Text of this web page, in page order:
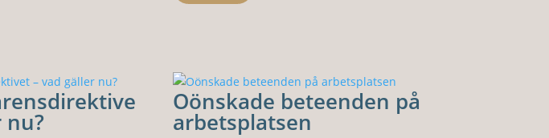
nu?
Oönskade beteenden på
arbetsplatsen